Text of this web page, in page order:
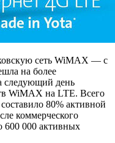
сеть WiMAX — с
на более
следующий день
WiMAX на LTE. Всего
80% активной
коммерческого
600 000 активных